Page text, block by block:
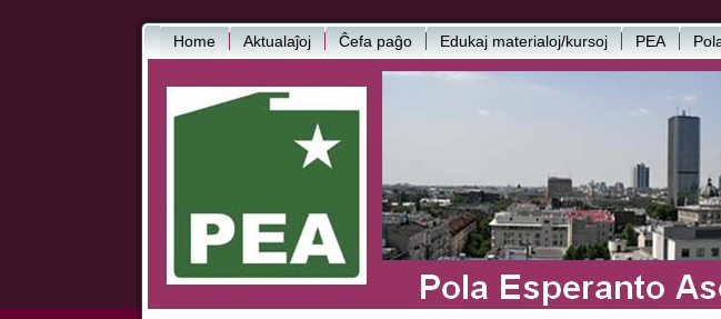
Home Aktualaĵoj Ĉefa paĝo Edukaj materialoj/kursoj PEA